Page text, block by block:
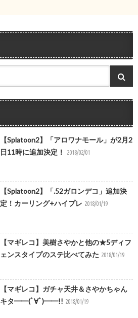
【Splatoon2】「アロワナモール」が2月2
日11時に追加決定！
2018/02/01
【Splatoon2】「.52ガロンデコ」追加決
定！カーリング+ハイプレ 2018/01/19
【マギレコ】美樹さやかと他の★5ディフ
ェンスタイプのステ比べてみた 2018/01/19
【マギレコ】ガチャ天井＆さやかちゃん
キタ━━(ﾟ∀ﾟ)━━!! 2018/01/19